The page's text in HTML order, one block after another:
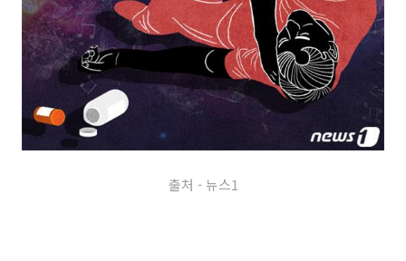
출처 - 뉴스1